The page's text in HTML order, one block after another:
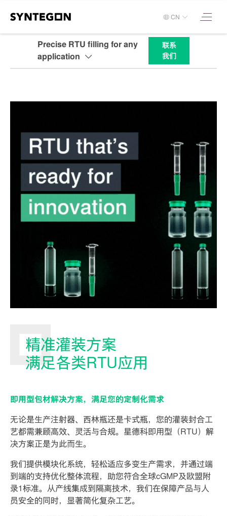
CN
Precise RTU filling for any
application
联系
我们
精准灌装方案
满足各类RTU应用
即用型包材解决方案，满足您的定制化需求
无论是生产注射器、西林瓶还是卡式瓶，您的灌装封合工
艺都需兼顾高效、灵活与合规。星德科即用型（RTU）解
决方案正是为此而生。
我们提供模块化系统，轻松适应多变生产需求，并通过端
到端的支持优化整体流程，助您符合全球cGMP及欧盟附
录1标准。从产线集成到隔离技术，我们在保障产品与人
员安全的同时，显著简化复杂工艺。